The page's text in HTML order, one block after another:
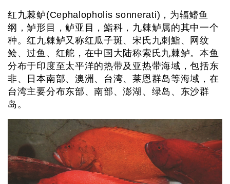
红九棘鲈(Cephalopholis sonnerati)，为辐鳍鱼
纲，鲈形目，鲈亚目，鮨科，九棘鲈属的其中一个
种。红九棘鲈又称红瓜子斑、宋氏九刺鮨、网纹
鲙、过鱼、红舵，在中国大陆称索氏九棘鲈。本鱼
分布于印度至太平洋的热带及亚热带海域，包括东
非、日本南部、澳洲、台湾、莱恩群岛等海域，在
台湾主要分布东部、南部、澎湖、绿岛、东沙群
岛。